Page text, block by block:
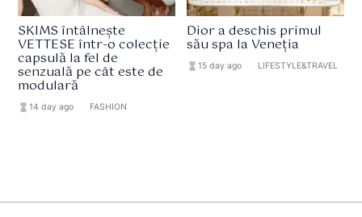
SKIMS întâlnește
VETTESE într-o colecție
capsulă la fel de
senzuală pe cât este de
modulară
hourglass_full14 day ago FASHION
Dior a deschis primul
său spa la Veneția
hourglass_full 15 day ago LIFESTYLE&TRAVEL